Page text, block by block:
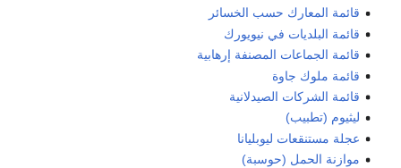
قائمة المعارك حسب الخسائر
قائمة البلديات في نيويورك
قائمة الجماعات المصنفة إرهابية
قائمة ملوك جاوة
قائمة الشركات الصيدلانية
ليثيوم (تطبيب)
عجلة مستنقعات ليوبليانا
موازنة الحمل (حوسبة)